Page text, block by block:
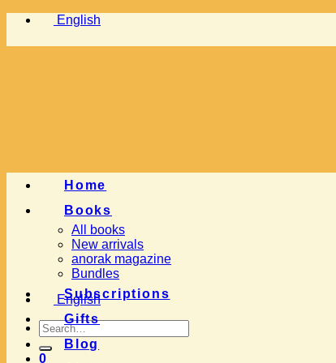
Skip
content
English
English
Search
for:
0
Home
Books
All books
New arrivals
anorak magazine
Bundles
Subscriptions
Gifts
Blog